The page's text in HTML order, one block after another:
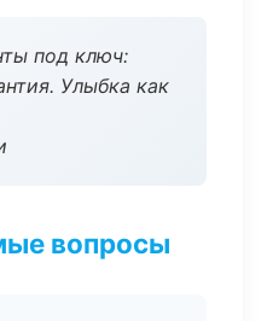
под ключ:
Улыбка как
вопросы